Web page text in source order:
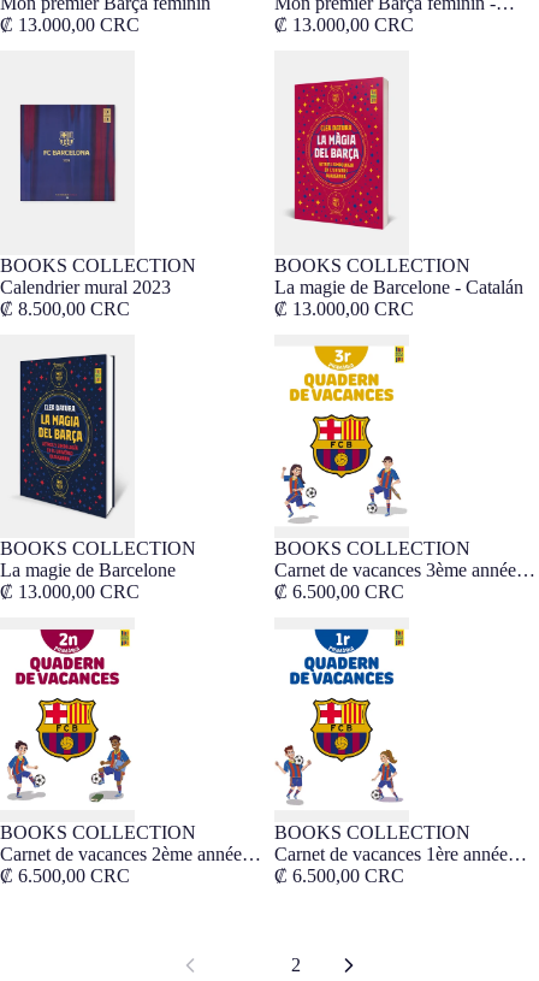
₡ 13.000,00 CRC
Catalan
₡ 13.000,00 CRC
BOOKS COLLECTION
Calendrier mural 2023
₡ 8.500,00 CRC
BOOKS COLLECTION
La magie de Barcelone - Catalán
₡ 13.000,00 CRC
BOOKS COLLECTION
La magie de Barcelone
₡ 13.000,00 CRC
Carnet de vacances 3ème année
primaire Barça - Catalan
BOOKS COLLECTION
Carnet de vacances 3ème année
primaire Barça - Catalan
₡ 6.500,00 CRC
Carnet de vacances 2ème année
Barça - Catalan
BOOKS COLLECTION
Carnet de vacances 2ème année
Barça - Catalan
₡ 6.500,00 CRC
Carnet de vacances 1ère année
Barça - Catalan
BOOKS COLLECTION
Carnet de vacances 1ère année
Barça - Catalan
₡ 6.500,00 CRC
2